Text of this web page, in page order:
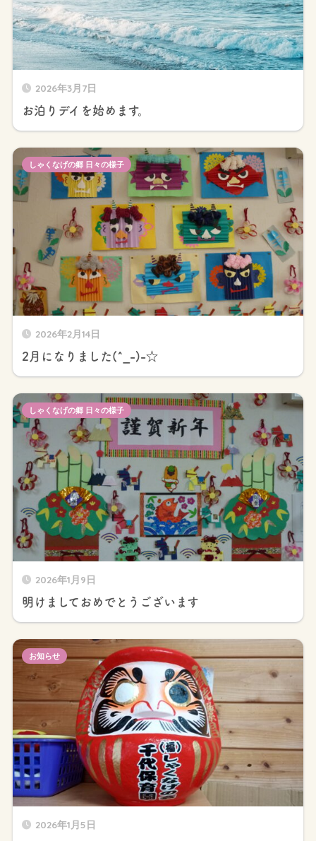
2026年3月7日
お泊りデイを始めます。
2026年2月14日
2月になりました(^_-)-☆
しゃくなげの郷 日々の様子
2026年1月9日
明けましておめでとうございます
しゃくなげの郷 日々の様子
2026年1月5日
お知らせ